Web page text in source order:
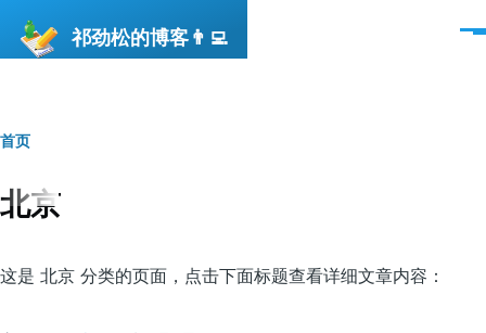
祁劲松的博客👨‍💻
菜
面
包
屑
首页
北京
这是 北京 分类的页面，点击下面标题查看详细文章内容：